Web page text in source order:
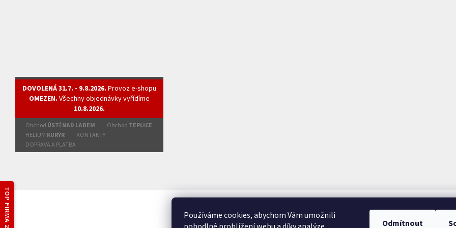
Používáme cookies, abychom Vám umožnili
Odmítnout
DOVOLENÁ 31.7. - 9.8.2026. Provoz e-shopu
OMEZEN. Všechny objednávky vyřídíme
10.8.2026.
Obchod ÚSTÍ NAD LABEM Obchod TEPLICE
HELIUM KURÝR
KONTAKTY
DOPRAVA A PLATBA
TOP FIRMA 2025